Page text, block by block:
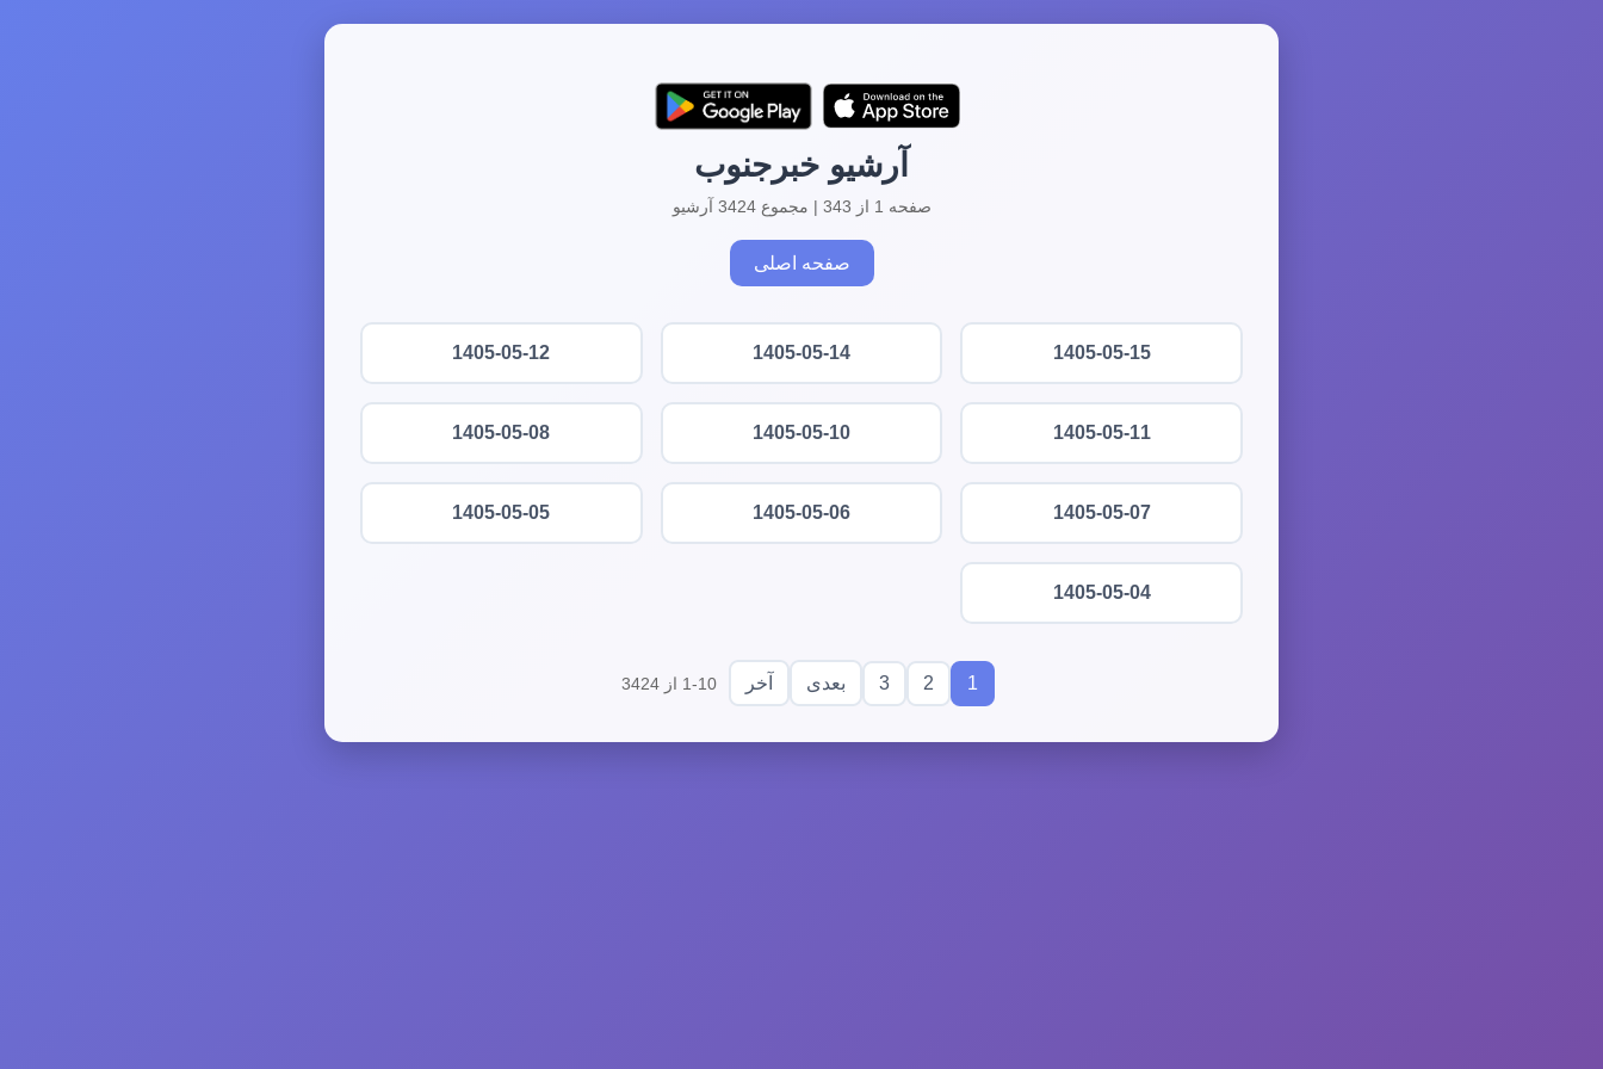
آرشیو خبرجنوب
صفحه 1 از 343 | مجموع 3424 آرشیو
صفحه اصلی
1405-05-15
1405-05-14
1405-05-12
1405-05-11
1405-05-10
1405-05-08
1405-05-07
1405-05-06
1405-05-05
1405-05-04
1
2
3 بعدی آخر 1-10 از 3424